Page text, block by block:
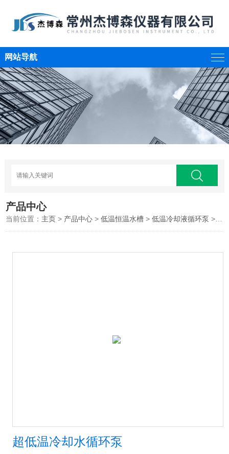
网站导航
产品中心
当前位置： 主页 > 产品中心 >低温恒温水槽 >低温冷却液循环泵 >超低温冷却水循环泵
超低温冷却水循环泵